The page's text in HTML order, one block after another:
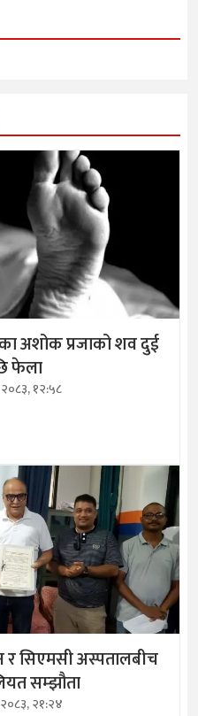
अशोक प्रजाको शव दुई
फेला
१२:५८
र सिएमसी अस्पतालबीच
सम्झौता
२१:२४